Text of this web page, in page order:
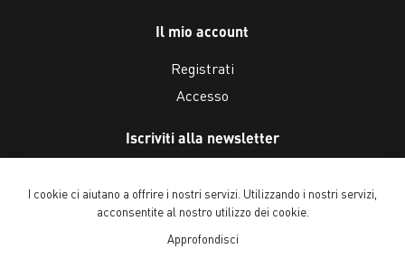
Il mio account
Registrati
Accesso
Iscriviti alla newsletter
I cookie ci aiutano a offrire i nostri servizi. Utilizzando i nostri servizi,
acconsentite al nostro utilizzo dei cookie.
Approfondisci